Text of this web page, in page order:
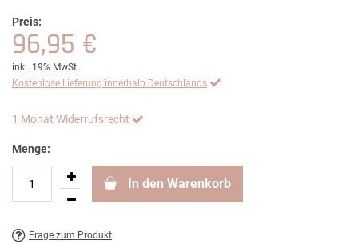
Preis:
96,95 €
inkl. 19% MwSt.
Kostenlose Lieferung innerhalb Deutschlands
1 Monat Widerrufsrecht
Menge:
In den Warenkorb
Frage zum Produkt